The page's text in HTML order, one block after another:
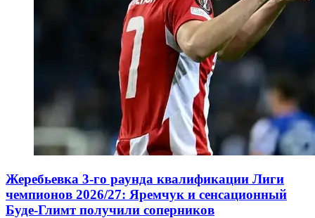
Жеребьевка 3-го раунда квалификации Лиги
чемпионов 2026/27: Яремчук и сенсационный
Буде-Глимт получили соперников